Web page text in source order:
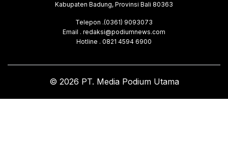
Kabupaten Badung, Provinsi Bali 80363
Telepon .(0361) 9093073
Email . redaksi@podiumnews.com
Hotline . 0821 4594 6900
© 2026 PT. Media Podium Utama